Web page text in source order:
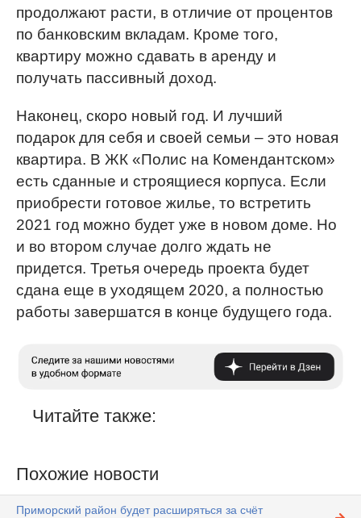
продолжают расти, в отличие от процентов
по банковским вкладам. Кроме того,
квартиру можно сдавать в аренду и
получать пассивный доход.
Наконец, скоро новый год. И лучший
подарок для себя и своей семьи – это новая
квартира. В ЖК «Полис на Комендантском»
есть сданные и строящиеся корпуса. Если
приобрести готовое жилье, то встретить
2021 год можно будет уже в новом доме. Но
и во втором случае долго ждать не
придется. Третья очередь проекта будет
сдана еще в уходящем 2020, а полностью
работы завершатся в конце будущего года.
Читайте также:
Похожие новости
Приморский район будет расширяться за счёт